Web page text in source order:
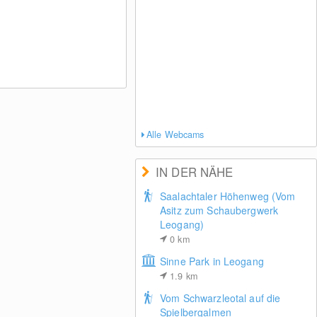
Alle Webcams
IN DER NÄHE
Saalachtaler Höhenweg (Vom
Asitz zum Schaubergwerk
Leogang)
0km
Sinne Park in Leogang
1.9 km
Vom Schwarzleotal auf die
Spielbergalmen